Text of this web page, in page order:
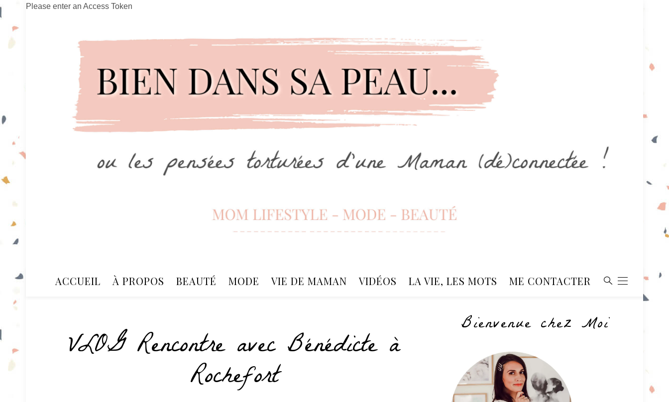
Please enter an Access Token
ACCUEIL À PROPOS BEAUTÉ MODE VIE DE MAMAN VIDÉOS LA VIE, LES MOTS ME CONTACTER
VLOG Rencontre avec Bénédicte à
Rochefort
Bienvenue chez Moi